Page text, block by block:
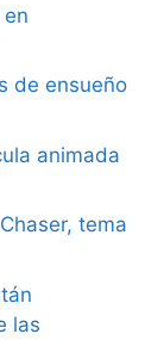
de ensueño
animada
tema
las